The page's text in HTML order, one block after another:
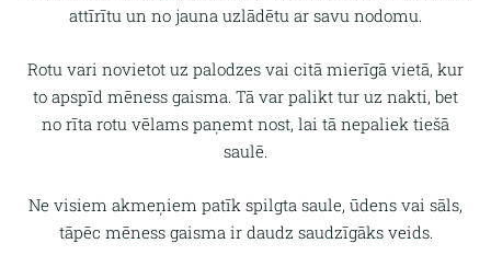
attīrītu un no jauna uzlādētu ar savu nodomu.
Rotu vari novietot uz palodzes vai citā mierīgā vietā, kur
to apspīd mēness gaisma. Tā var palikt tur uz nakti, bet
no rīta rotu vēlams paņemt nost, lai tā nepaliek tiešā
saulē.
Ne visiem akmeņiem patīk spilgta saule, ūdens vai sāls,
tāpēc mēness gaisma ir daudz saudzīgāks veids.